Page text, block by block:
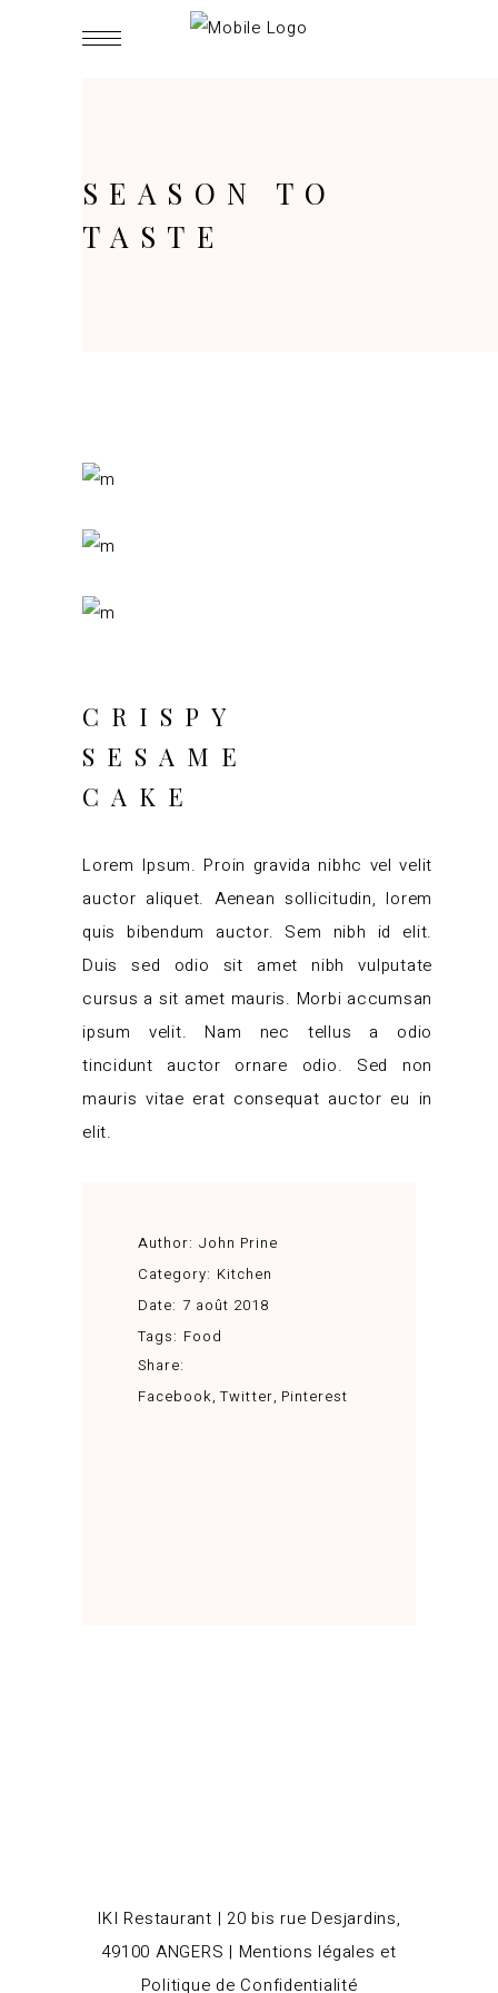
SEASON TO
TASTE
CRISPY
SESAME
CAKE
Lorem Ipsum. Proin gravida nibhc vel velit
auctor aliquet. Aenean sollicitudin, lorem
quis bibendum auctor. Sem nibh id elit.
Duis sed odio sit amet nibh vulputate
cursus a sit amet mauris. Morbi accumsan
ipsum velit. Nam nec tellus a odio
tincidunt auctor ornare odio. Sed non
mauris vitae erat consequat auctor eu in
elit.
Author: John Prine
Category: Kitchen
Date: 7 août 2018
Tags: Food
Share:
Facebook Twitter Pinterest
IKI Restaurant | 20 bis rue Desjardins,
49100 ANGERS | Mentions légales et
Politique de Confidentialité